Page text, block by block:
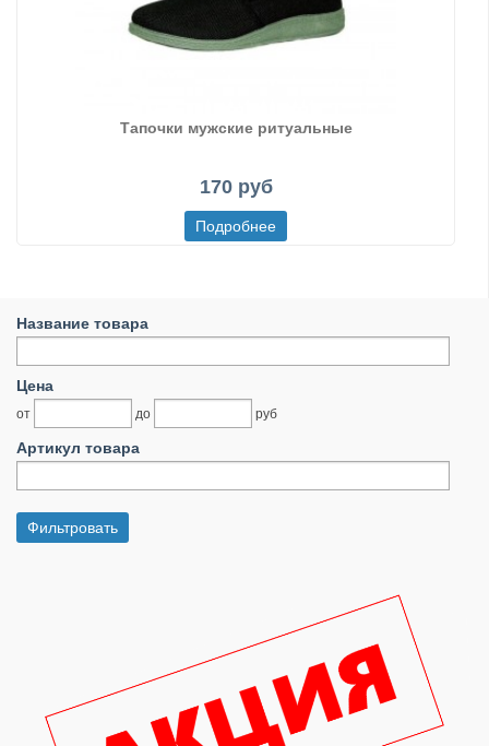
Тапочки мужские ритуальные
170 руб
Название товара
Цена
от до руб
Артикул товара